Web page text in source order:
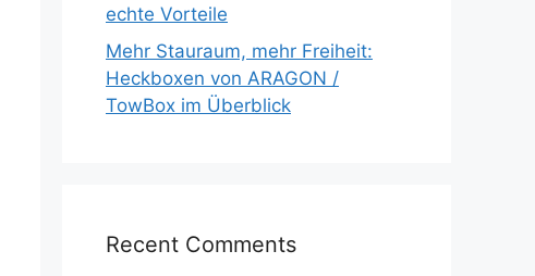
echte Vorteile
Mehr Stauraum, mehr Freiheit:
Heckboxen von ARAGON /
TowBox im Überblick
Recent Comments